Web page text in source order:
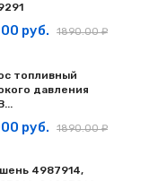
руб. 1890.00 ₽
топливный
давления
руб. 1890.00 ₽
4987914,